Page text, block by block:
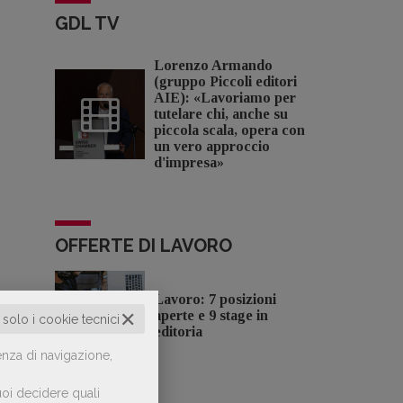
✕
i cookie tecnici
di navigazione,
decidere quali
GDL TV
Lorenzo Armando
(gruppo Piccoli editori
AIE): «Lavoriamo per
tutelare chi, anche su
piccola scala, opera con
un vero approccio
d'impresa»
OFFERTE DI LAVORO
Lavoro: 7 posizioni
aperte e 9 stage in
editoria